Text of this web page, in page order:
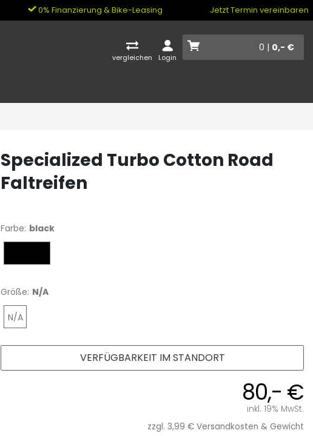
0% Finanzierung & Bike-Leasing Jetzt Termin vereinbaren
vergleichen Login
0 | 0,- €
Specialized Turbo Cotton Road
Faltreifen
Farbe: black
Größe: N/A
N/A
80,- €
inkl. 19% MwSt.
zzgl. 3,99 € Versandkosten & Gewicht
VERFÜGBARKEIT IM STANDORT